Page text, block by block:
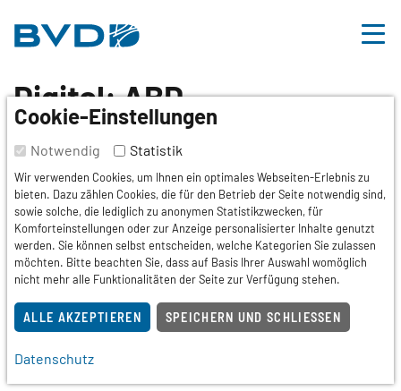
Digital: ABD-
Gutachterseminar zur
Berufsdermatologie -
Qualitätszirkel
"Moonlight" Teil 2
Termin
03.12.2025
Cookie-Einstellungen
Notwendig Statistik
Wir verwenden Cookies, um Ihnen ein optimales Webseiten-Erlebnis zu
bieten. Dazu zählen Cookies, die für den Betrieb der Seite notwendig sind,
sowie solche, die lediglich zu anonymen Statistikzwecken, für
Komforteinstellungen oder zur Anzeige personalisierter Inhalte genutzt
werden. Sie können selbst entscheiden, welche Kategorien Sie zulassen
möchten. Bitte beachten Sie, dass auf Basis Ihrer Auswahl womöglich
nicht mehr alle Funktionalitäten der Seite zur Verfügung stehen.
ALLE AKZEPTIEREN SPEICHERN UND SCHLIESSEN
Datenschutz